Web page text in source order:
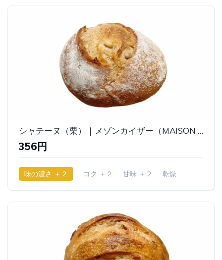
シャテーヌ（栗）｜メゾンカイザー（MAISON KAYSER）
356円
味の濃さ ＋２ コク ＋２ 甘味 ＋２ 乾燥